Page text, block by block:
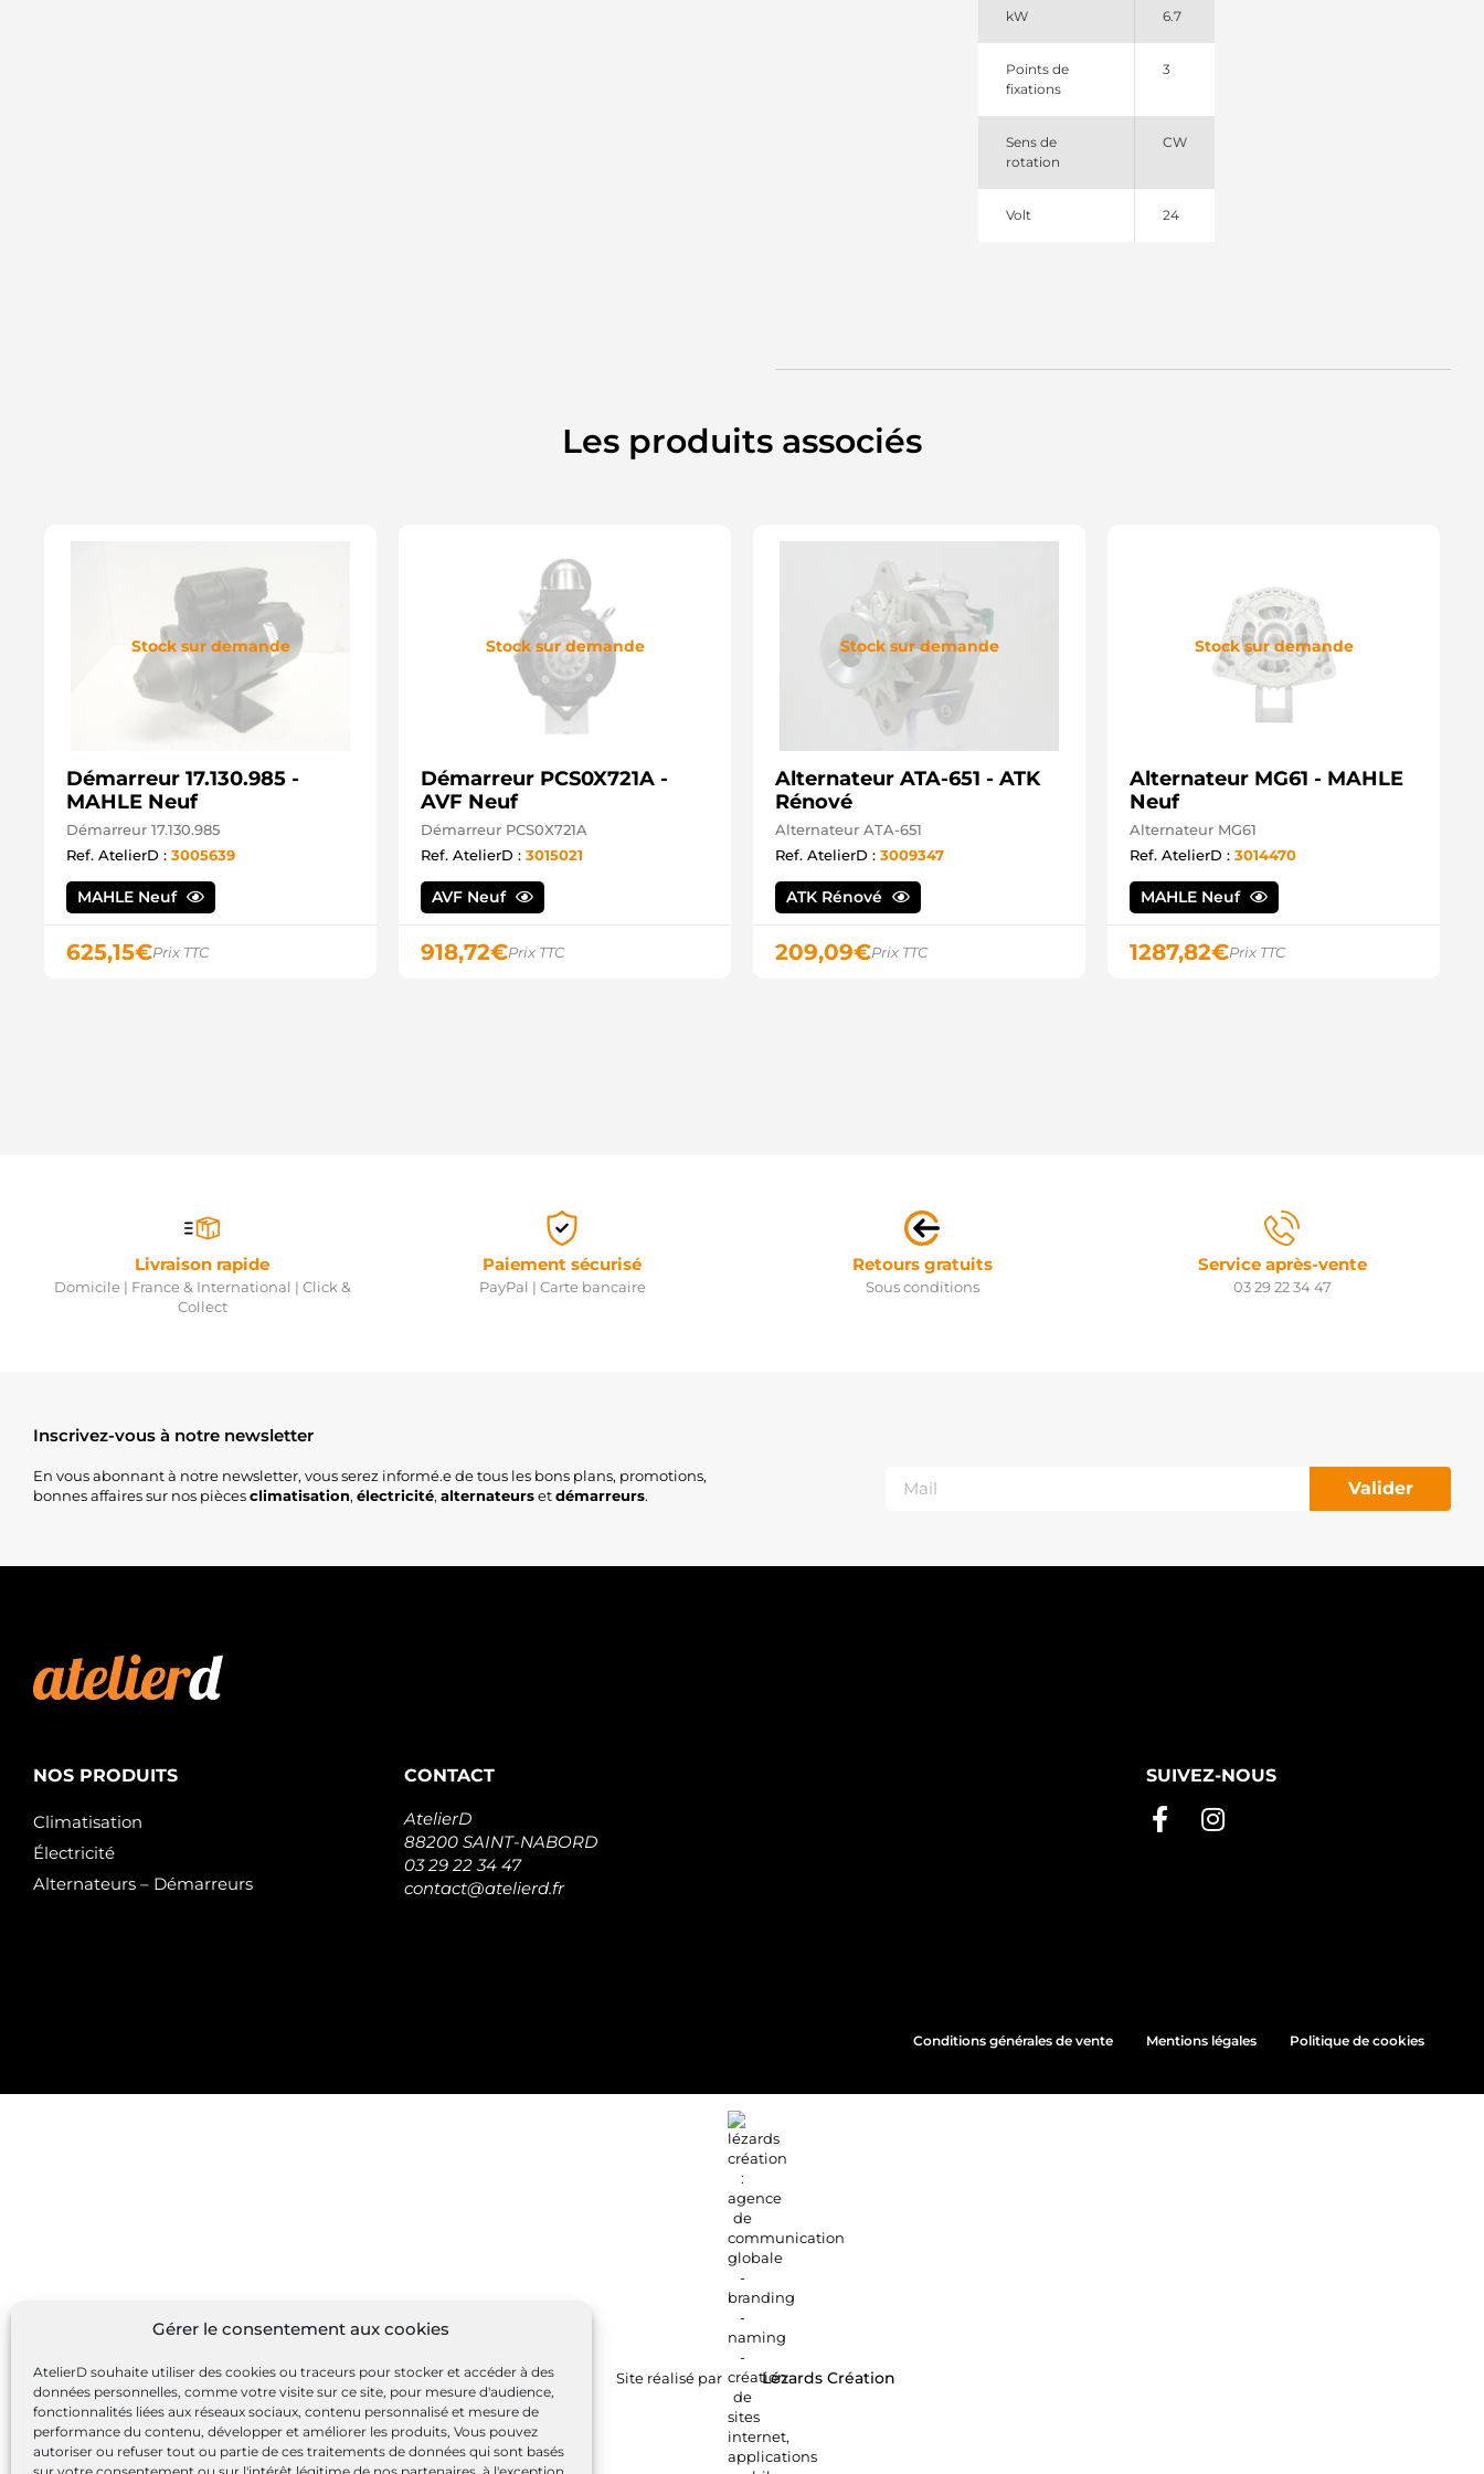
Gérer le consentement aux cookies
AtelierD souhaite utiliser des cookies ou traceurs pour stocker et accéder à des
données personnelles, comme votre visite sur ce site, pour mesure d'audience,
fonctionnalités liées aux réseaux sociaux, contenu personnalisé et mesure de
performance du contenu, développer et améliorer les produits, Vous pouvez
autoriser ou refuser tout ou partie de ces traitements de données qui sont basés
kW 6.7
Points de
fixations
3
Sens de
rotation
CW
Volt 24
Les produits associés
Stock sur demande
Démarreur 17.130.985 -
MAHLE Neuf
Démarreur 17.130.985
Ref. AtelierD : 3005639
MAHLE Neuf
625,15€Prix TTC
Stock sur demande
Démarreur PCS0X721A -
AVF Neuf
Démarreur PCS0X721A
Ref. AtelierD : 3015021
AVF Neuf
918,72€Prix TTC
Stock sur demande
Alternateur ATA-651 - ATK
Rénové
Alternateur ATA-651
Ref. AtelierD : 3009347
ATK Rénové
209,09€Prix TTC
Stock sur demande
Alternateur MG61 - MAHLE
Neuf
Alternateur MG61
Ref. AtelierD : 3014470
MAHLE Neuf
1287,82€Prix TTC
Livraison rapide
Domicile | France & International | Click &
Collect
Paiement sécurisé
PayPal | Carte bancaire
Retours gratuits
Sous conditions
Service après-vente
03 29 22 34 47
Inscrivez-vous à notre newsletter
En vous abonnant à notre newsletter, vous serez informé.e de tous les bons plans, promotions,
bonnes affaires sur nos piècesclimatisation, électricité, alternateursetdémarreurs. Valider
NOS PRODUITS
Climatisation
Électricité
Alternateurs – Démarreurs
CONTACT
AtelierD
88200 SAINT-NABORD
03 29 22 34 47
contact@atelierd.fr
SUIVEZ-NOUS
Conditions générales de vente Mentions légales Politique de cookies
Site réalisé par Lézards Création